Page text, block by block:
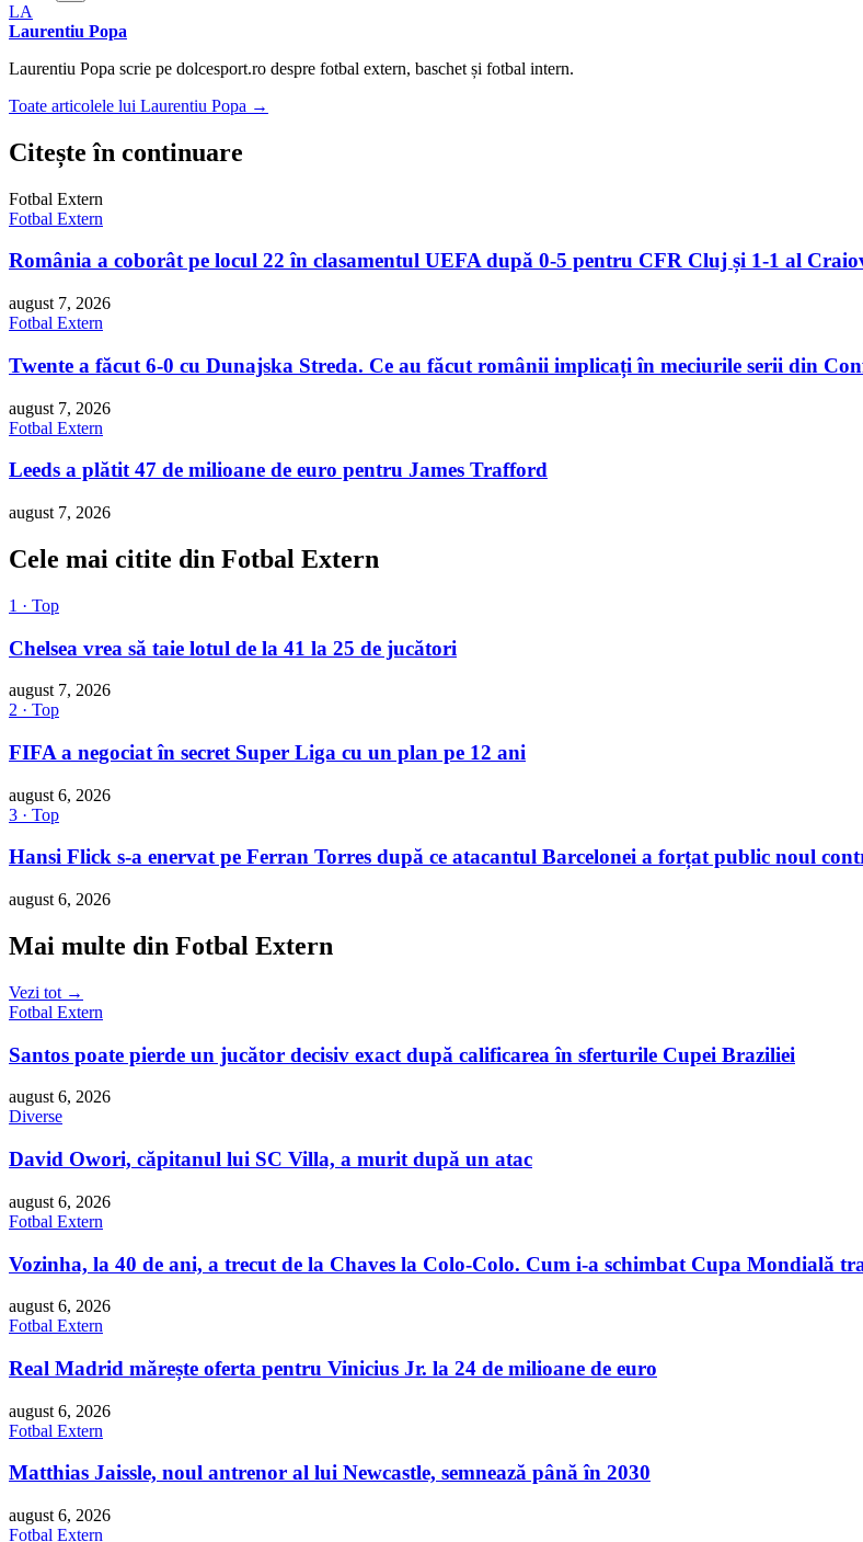
LA
Laurentiu Popa
Laurentiu Popa scrie pe dolcesport.ro despre fotbal extern, baschet și fotbal intern.
Toate articolele lui Laurentiu Popa →
Citește în continuare
Fotbal Extern
Fotbal Extern
România a coborât pe locul 22 în clasamentul UEFA după 0-5 pentru CFR Cluj și 1-1 al
august 7, 2026
Fotbal Extern
Twente a făcut 6-0 cu Dunajska Streda. Ce au făcut românii implicați în meciurile serii din
august 7, 2026
Fotbal Extern
Leeds a plătit 47 de milioane de euro pentru James Trafford
august 7, 2026
Cele mai citite din Fotbal Extern
1 · Top
Chelsea vrea să taie lotul de la 41 la 25 de jucători
august 7, 2026
2 · Top
FIFA a negociat în secret Super Liga cu un plan pe 12 ani
august 6, 2026
3 · Top
Hansi Flick s-a enervat pe Ferran Torres după ce atacantul Barcelonei a forțat public noul
august 6, 2026
Mai multe din Fotbal Extern
Vezi tot →
Fotbal Extern
Santos poate pierde un jucător decisiv exact după calificarea în sferturile Cupei Braziliei
august 6, 2026
Diverse
David Owori, căpitanul lui SC Villa, a murit după un atac
august 6, 2026
Fotbal Extern
Vozinha, la 40 de ani, a trecut de la Chaves la Colo-Colo. Cum i-a schimbat Cupa Mondială
august 6, 2026
Fotbal Extern
Real Madrid mărește oferta pentru Vinicius Jr. la 24 de milioane de euro
august 6, 2026
Fotbal Extern
Matthias Jaissle, noul antrenor al lui Newcastle, semnează până în 2030
august 6, 2026
Fotbal Extern